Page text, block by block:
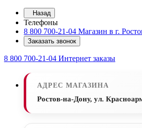
Назад
Телефоны
8 800 700-21-04 Магазин в г.
Заказать звонок
8 800 700-21-04 Интернет заказы
АДРЕС МАГАЗИНА
Ростов-на-Дону, ул.